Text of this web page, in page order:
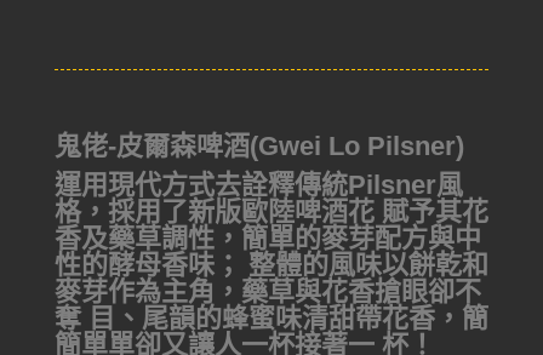
鬼佬-皮爾森啤酒(Gwei Lo Pilsner)
運用現代方式去詮釋傳統Pilsner風
格，採用了新版歐陸啤酒花 賦予其花
香及藥草調性，簡單的麥芽配方與中
性的酵母香味； 整體的風味以餅乾和
麥芽作為主角，藥草與花香搶眼卻不
奪 目、尾韻的蜂蜜味清甜帶花香，簡
簡單單卻又讓人一杯接著一 杯！